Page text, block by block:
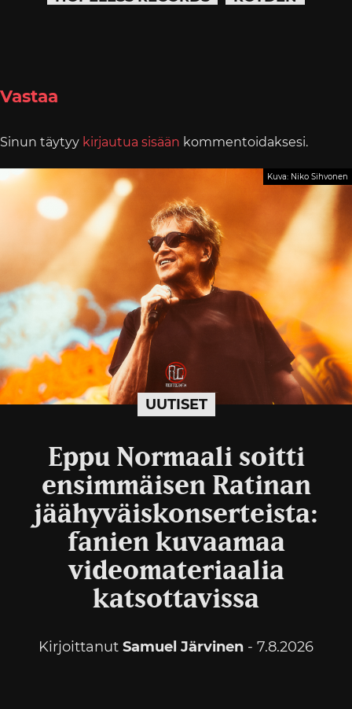
Vastaa
Sinun täytyy kirjautua sisään kommentoidaksesi.
UUTISET
Kuva: Niko Sihvonen
Eppu Normaali soitti
ensimmäisen Ratinan
jäähyväiskonserteista:
fanien kuvaamaa
videomateriaalia
katsottavissa
Kirjoittanut Samuel Järvinen - 7.8.2026